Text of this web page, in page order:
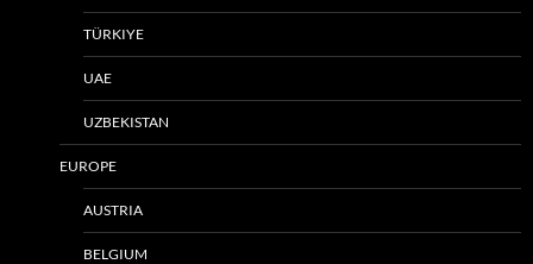
TÜRKIYE
UAE
UZBEKISTAN
EUROPE
AUSTRIA
BELGIUM